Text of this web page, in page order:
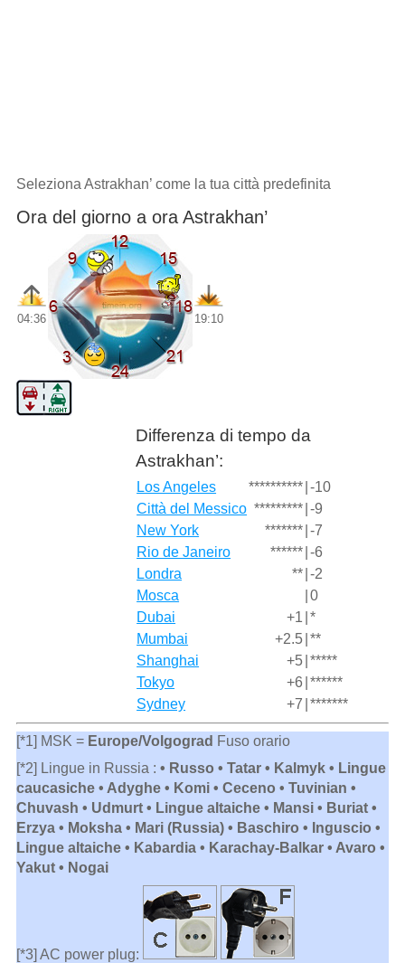
Seleziona Astrakhan’ come la tua città predefinita
Ora del giorno a ora Astrakhan’
04:36 19:10
Differenza di tempo da
Astrakhan’:
Los Angeles ********** -10
Città del Messico ********* -9
New York
******* -7
Rio de Janeiro
****** -6
Londra
** -2
Mosca
0
Dubai
+1 *
Mumbai
+2.5 **
Shanghai
+5 *****
Tokyo
+6 ******
Sydney
+7 *******
[*1] MSK = Europe/Volgograd Fuso orario
[*2] Lingue in Russia : • Russo • Tatar • Kalmyk • Lingue
caucasiche • Adyghe • Komi • Ceceno • Tuvinian •
Chuvash • Udmurt • Lingue altaiche • Mansi • Buriat •
Erzya • Moksha • Mari (Russia) • Baschiro • Inguscio •
Lingue altaiche • Kabardia • Karachay-Balkar • Avaro •
Yakut • Nogai
[*3] AC power plug: